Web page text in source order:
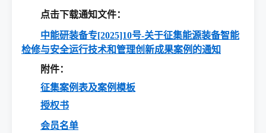
点击下载通知文件：
中能研装备专[2025]10号-关于征集能源装备智能
检修与安全运行技术和管理创新成果案例的通知
附件：
征集案例表及案例模板
授权书
会员名单